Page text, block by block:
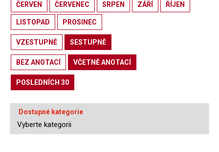
ČERVEN ČERVENEC SRPEN ZÁŘÍ ŘÍJEN
LISTOPAD PROSINEC
VZESTUPNĚ SESTUPNĚ
BEZ ANOTACÍ VČETNĚ ANOTACÍ
POSLEDNÍCH 30
Dostupné kategorie